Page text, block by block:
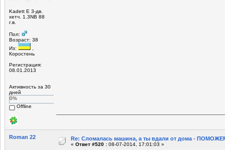
Kadett E 3-дв.
хетч. 1.3NB 88
г.в.
Пол:
Возраст: 38
Из:
Коростень
Регистрация:
08.01.2013
Активность за 30
дней
0%
Offline
Roman 22 Re: Сломалась машина, а ты вдали от дома -
« Ответ #520 : 08-07-2014, 17:01:03 »